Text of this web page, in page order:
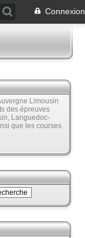
Connexion
Limousin
des épreuves
Languedoc-
que les courses